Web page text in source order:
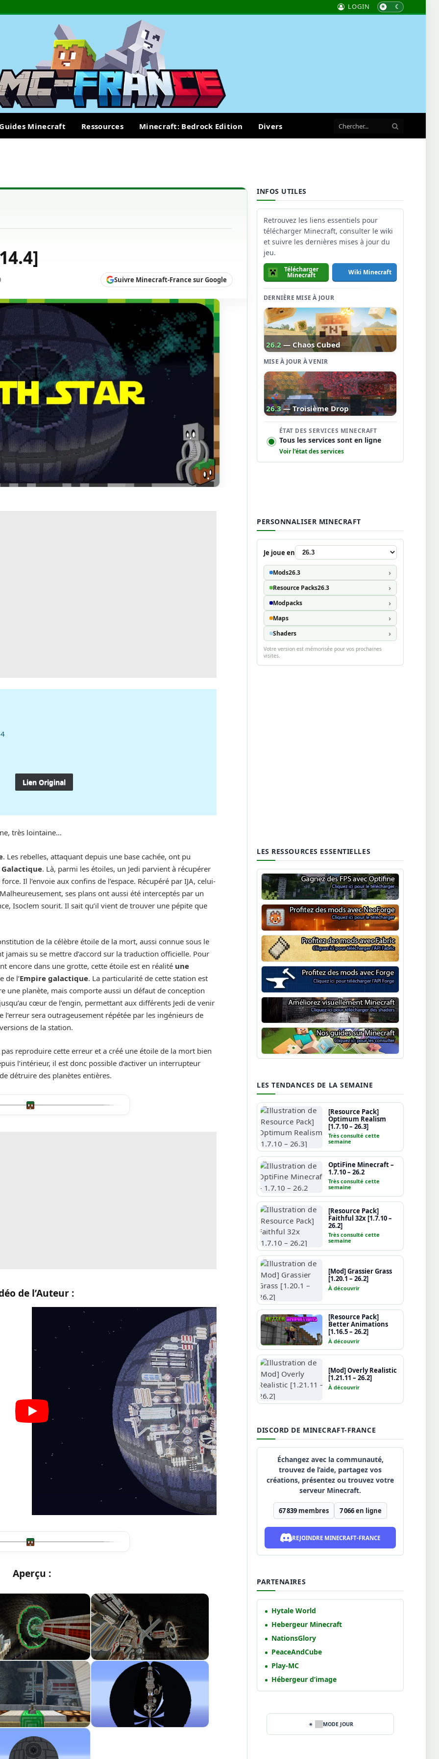
LOGIN
Minecraft Ressources Minecraft: Bedrock Edition Divers
Suivre Minecraft-France sur Google
Lien Original
très lointaine…
. Les rebelles, attaquant depuis une base cachée, ont pu
. Là, parmi les étoiles, un Jedi parvient à récupérer
Il l’envoie aux confins de l’espace. Récupéré par IJA, celui-
ses plans ont aussi été interceptés par un
Isoclem sourit. Il sait qu’il vient de trouver une pépite que
de la célèbre étoile de la mort, aussi connue sous le
jamais su se mettre d’accord sur la traduction officielle. Pour
encore dans une grotte, cette étoile est en réalité une
de l’Empire galactique. La particularité de cette station est
une planète, mais comporte aussi un défaut de conception
cœur de l’engin, permettant aux différents Jedi de venir
l’erreur sera outrageusement répétée par les ingénieurs de
de la station.
reproduire cette erreur et a créé une étoile de la mort bien
l’intérieur, il est donc possible d’activer un interrupteur
détruire des planètes entières.
de l’Auteur :
Aperçu :
INFOS UTILES
Retrouvez les liens essentiels pour
télécharger Minecraft, consulter le wiki
et suivre les dernières mises à jour du
jeu.
Télécharger
Minecraft Wiki Minecraft
DERNIÈRE MISE À JOUR
26.2 — Chaos Cubed
MISE À JOUR À VENIR
26.3 — Troisième Drop
ÉTAT DES SERVICES MINECRAFT
Tous les services sont en ligne
Voir l’état des services
PERSONNALISER MINECRAFT
Je joue en
Mods26.3
Resource Packs26.3
Modpacks
Maps
Shaders
Votre version est mémorisée pour vos prochaines
visites.
LES RESSOURCES ESSENTIELLES
Optifine
NeoForge
Minecraft Fabric
Minecraft Forge
Shaders Minecraft
Guide Minecraft
LES TENDANCES DE LA SEMAINE
[Resource Pack]
Optimum Realism
[1.7.10 – 26.3]
Très consulté cette
semaine
OptiFine Minecraft –
1.7.10 – 26.2
Très consulté cette
semaine
[Resource Pack]
Faithful 32x [1.7.10 –
26.2]
Très consulté cette
semaine
[Mod] Grassier Grass
[1.20.1 – 26.2]
À découvrir
[Resource Pack]
Better Animations
[1.16.5 – 26.2]
À découvrir
[Mod] Overly Realistic
[1.21.11 – 26.2]
À découvrir
DISCORD DE MINECRAFT-FRANCE
Échangez avec la communauté,
trouvez de l’aide, partagez vos
créations, présentez ou trouvez votre
serveur Minecraft.
67 839 membres 7 066en ligne
REJOINDRE MINECRAFT-FRANCE
PARTENAIRES
Hytale World
Hebergeur Minecraft
NationsGlory
PeaceAndCube
Play-MC
Hébergeur d’image
MODE JOUR